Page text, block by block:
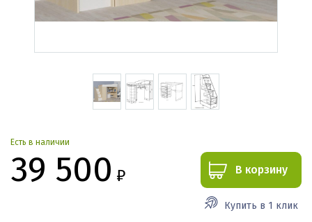
Есть в наличии
39 500 ₽ В корзину
Купить в 1 клик